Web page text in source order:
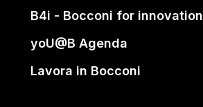
B4i - Bocconi for innovation
yoU@B Agenda
Lavora in Bocconi